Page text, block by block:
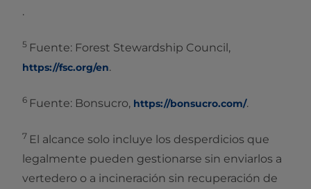
.
5 Fuente: Forest Stewardship Council,
https://fsc.org/en.
6 Fuente: Bonsucro, https://bonsucro.com/.
7 El alcance solo incluye los desperdicios que
legalmente pueden gestionarse sin enviarlos a
vertedero o a incineración sin recuperación de